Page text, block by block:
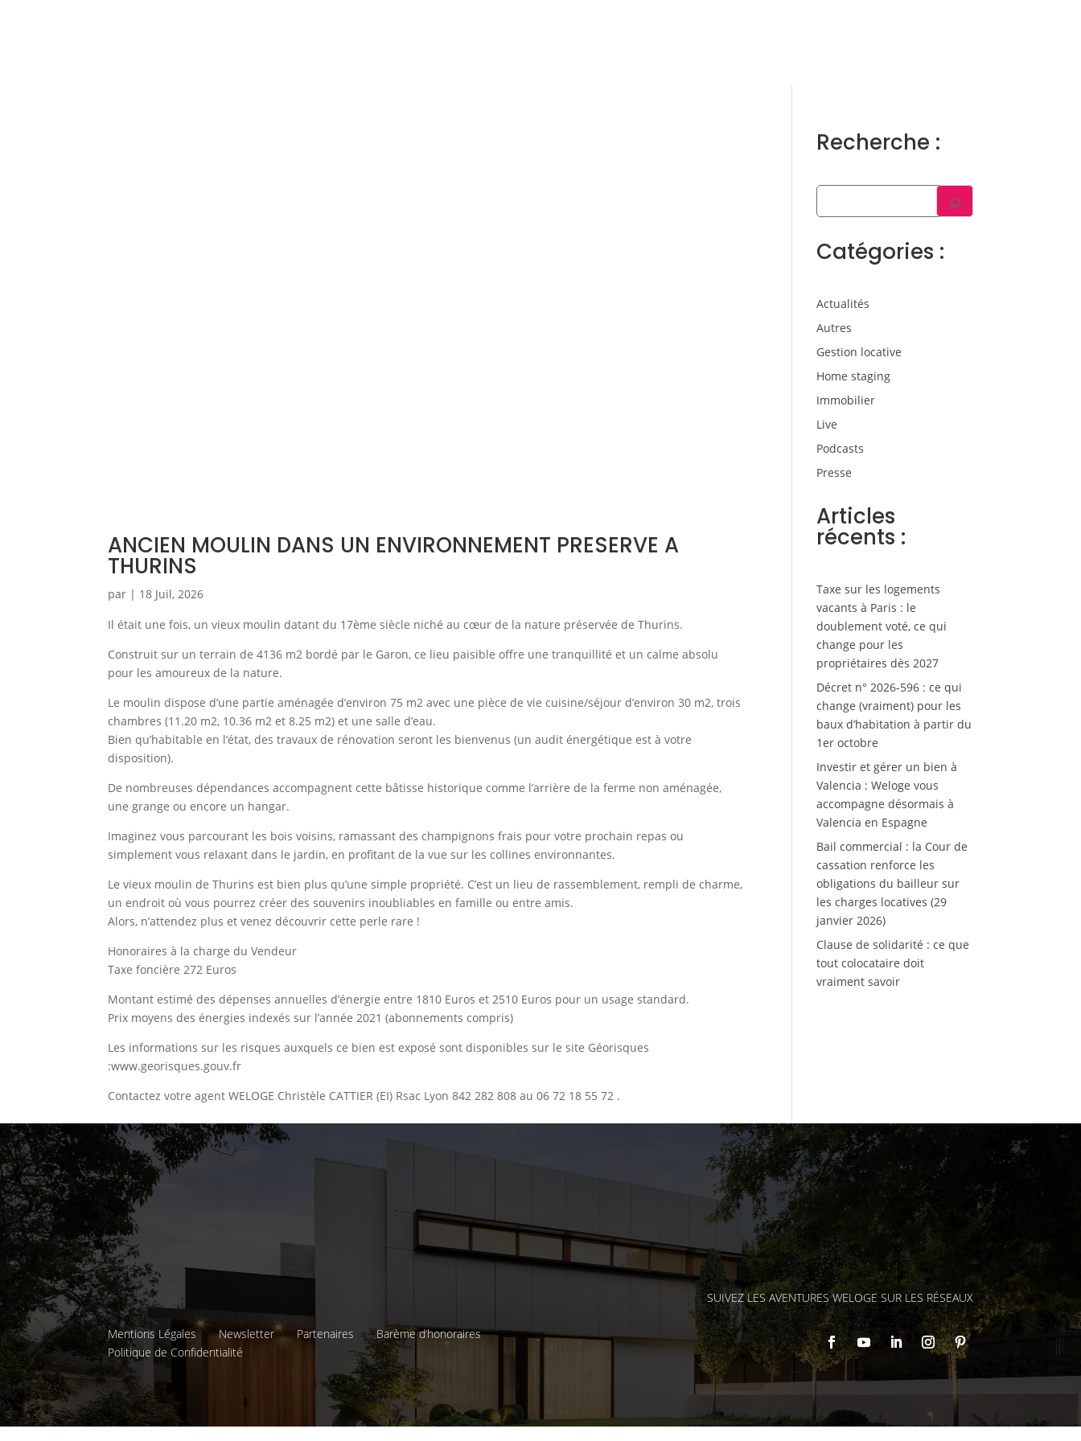
ANCIEN MOULIN DANS UN ENVIRONNEMENT PRESERVE A
THURINS
par | 18 Juil, 2026
Il était une fois, un vieux moulin datant du 17ème siècle niché au cœur de la nature préservée de Thurins.
Construit sur un terrain de 4136 m2 bordé par le Garon, ce lieu paisible offre une tranquillité et un calme absolu
pour les amoureux de la nature.
Le moulin dispose d’une partie aménagée d’environ 75 m2 avec une pièce de vie cuisine/séjour d’environ 30 m2, trois
chambres (11.20 m2, 10.36 m2 et 8.25 m2) et une salle d’eau.
Bien qu’habitable en l’état, des travaux de rénovation seront les bienvenus (un audit énergétique est à votre
disposition).
De nombreuses dépendances accompagnent cette bâtisse historique comme l’arrière de la ferme non aménagée,
une grange ou encore un hangar.
Imaginez vous parcourant les bois voisins, ramassant des champignons frais pour votre prochain repas ou
simplement vous relaxant dans le jardin, en profitant de la vue sur les collines environnantes.
Le vieux moulin de Thurins est bien plus qu’une simple propriété. C’est un lieu de rassemblement, rempli de charme,
un endroit où vous pourrez créer des souvenirs inoubliables en famille ou entre amis.
Alors, n’attendez plus et venez découvrir cette perle rare !
Honoraires à la charge du Vendeur
Taxe foncière 272 Euros
Montant estimé des dépenses annuelles d’énergie entre 1810 Euros et 2510 Euros pour un usage standard.
Prix moyens des énergies indexés sur l’année 2021 (abonnements compris)
Les informations sur les risques auxquels ce bien est exposé sont disponibles sur le site Géorisques
:www.georisques.gouv.fr
Contactez votre agent WELOGE Christèle CATTIER (EI) Rsac Lyon 842 282 808 au 06 72 18 55 72 .
Recherche :
Catégories :
Actualités
Autres
Gestion locative
Home staging
Immobilier
Live
Podcasts
Presse
Articles
récents :
Taxe sur les logements
vacants à Paris : le
doublement voté, ce qui
change pour les
propriétaires dès 2027
Décret n° 2026-596 : ce qui
change (vraiment) pour les
baux d’habitation à partir du
1er octobre
Investir et gérer un bien à
Valencia : Weloge vous
accompagne désormais à
Valencia en Espagne
Bail commercial : la Cour de
cassation renforce les
obligations du bailleur sur
les charges locatives (29
janvier 2026)
Clause de solidarité : ce que
tout colocataire doit
vraiment savoir
Mentions Légales Newsletter Partenaires
Barème d’honoraires
Politique de Confidentialité
SUIVEZ LES AVENTURES WELOGE SUR LES RÉSEAUX